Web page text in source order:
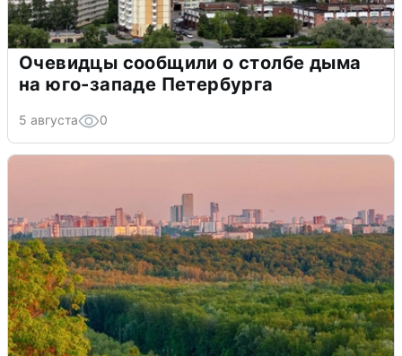
Очевидцы сообщили о столбе дыма
на юго-западе Петербурга
5 августа 0